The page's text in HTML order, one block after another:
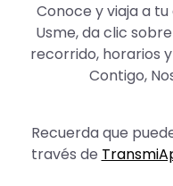
Conoce y viaja a
Usme, da clic
recorrido, horarios
Contigo,
Recuerda que
través de